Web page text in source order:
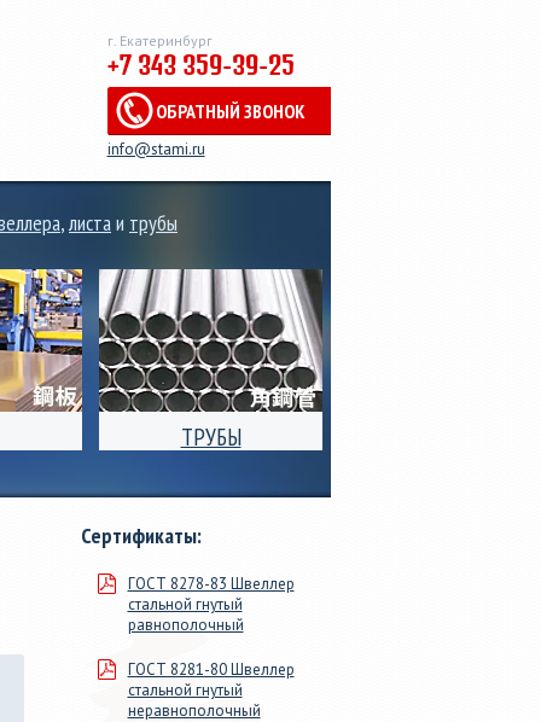
г. Екатеринбург
+7 343 359-39-25
ОБРАТНЫЙ ЗВОНОК
info@stami.ru
,листаи трубы
ТРУБЫ
электросварных стальных
прямоугольного и круглого
15 до 219х9, от 20х20х1 до
160х160х9.
Сертификаты:
ГОСТ 8278-83 Швеллер
стальной гнутый
равнополочный
ГОСТ 8281-80 Швеллер
стальной гнутый
неравнополочный